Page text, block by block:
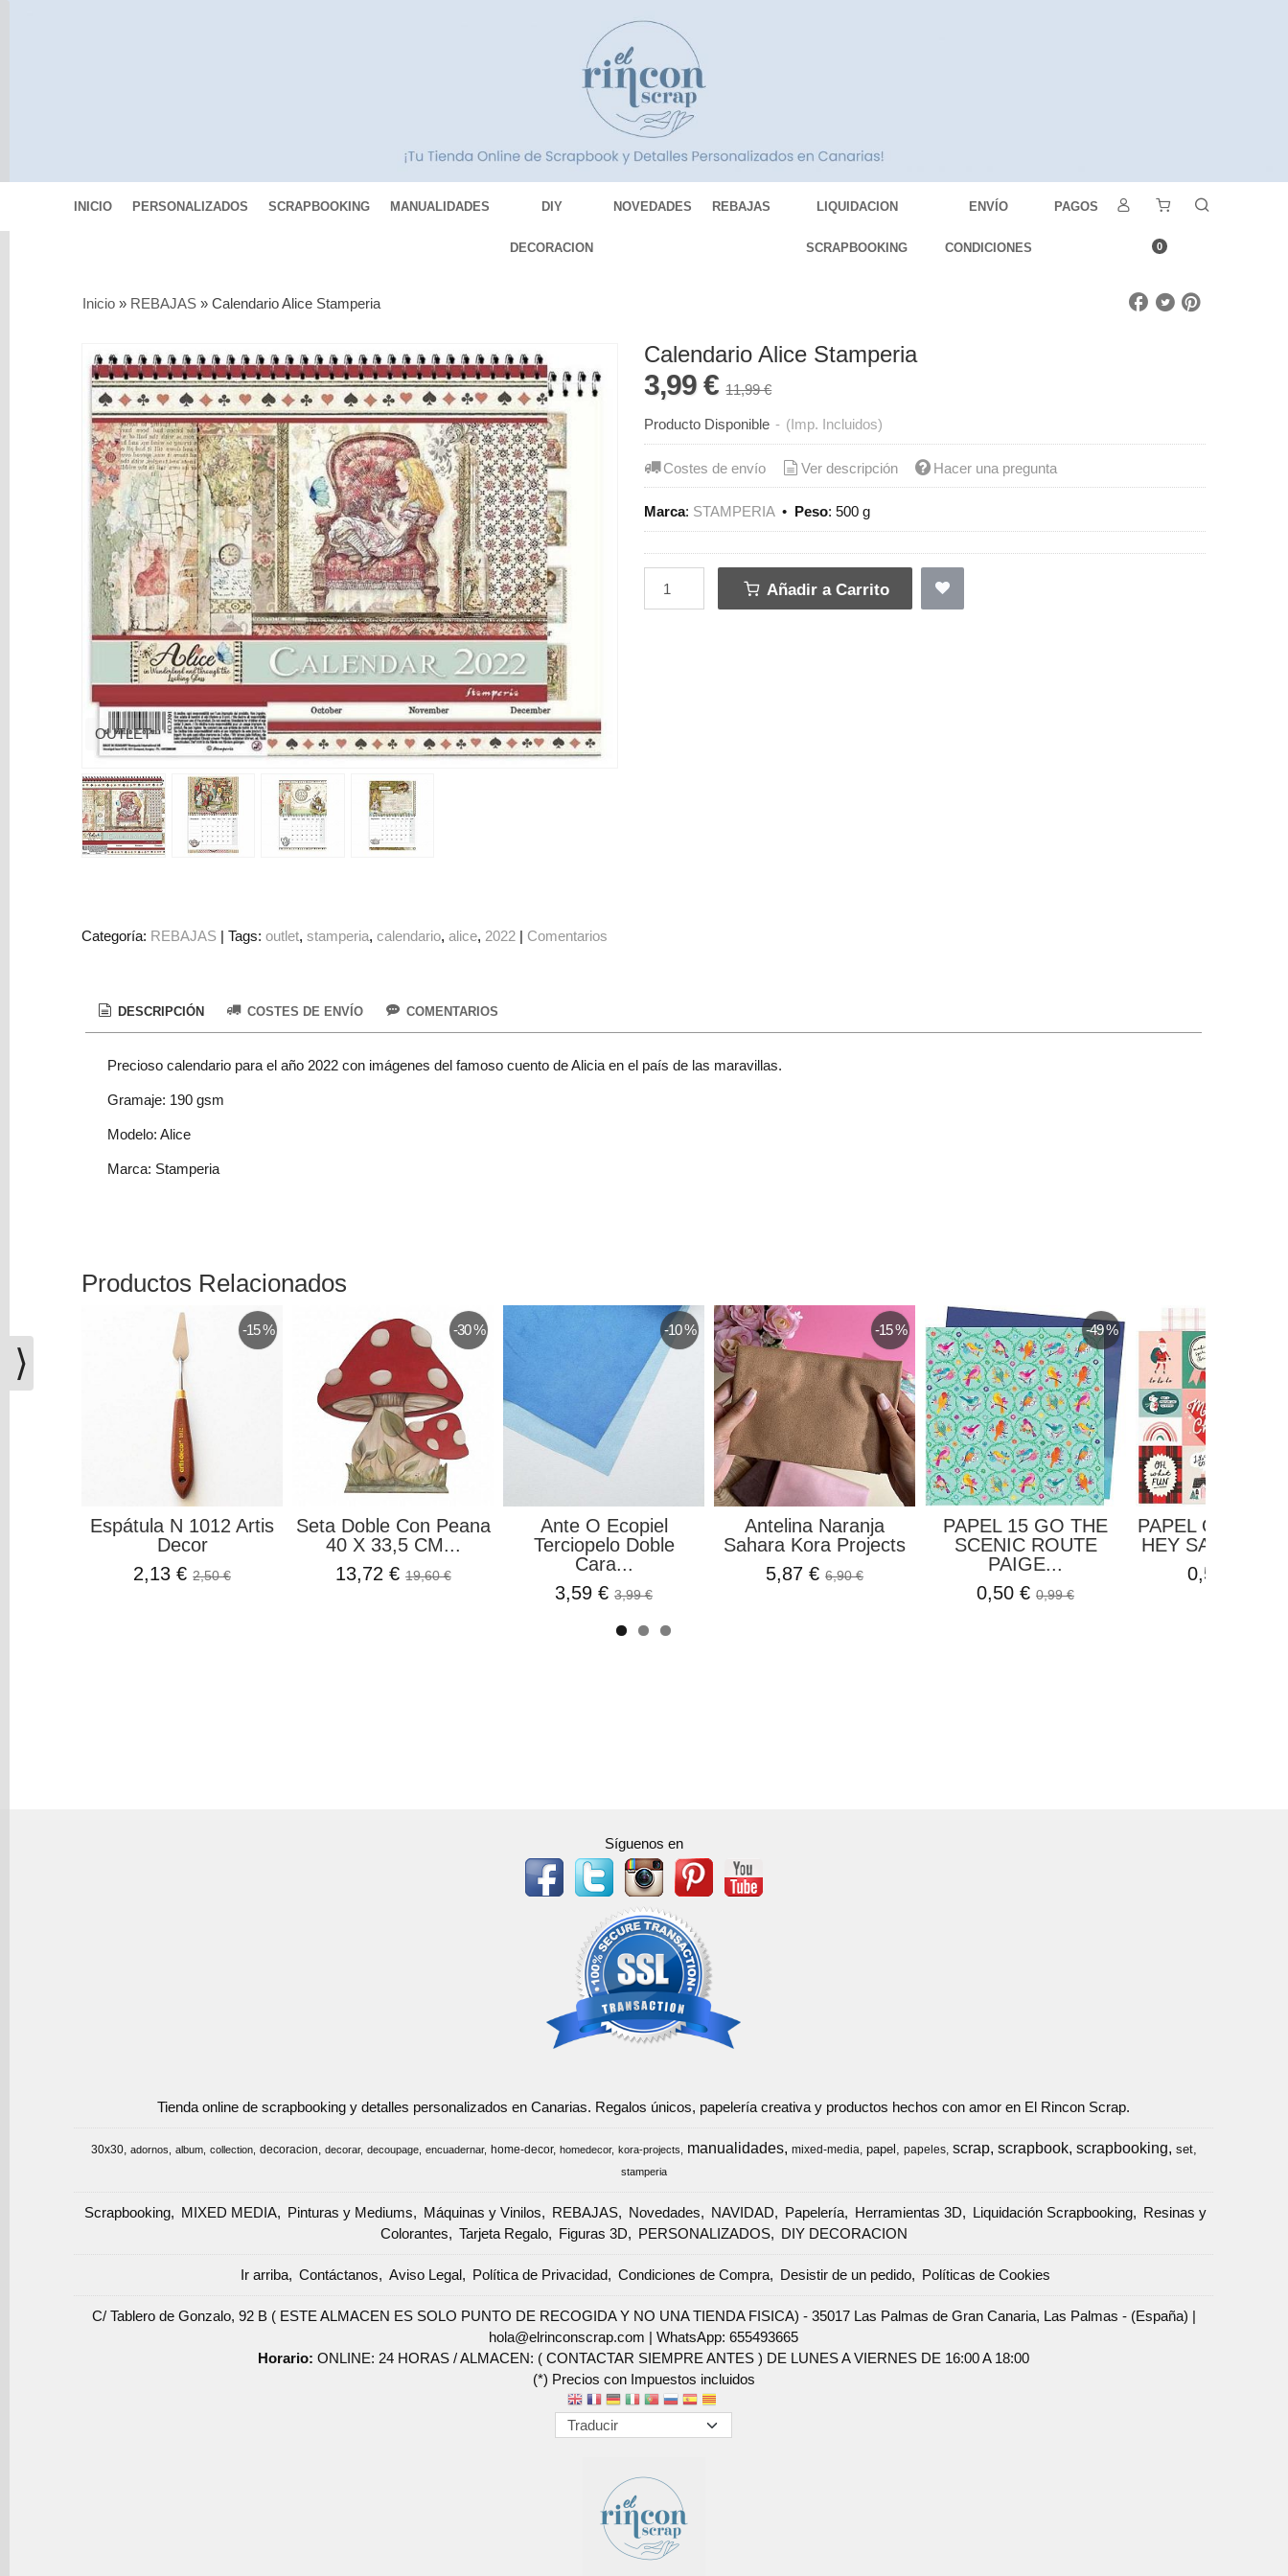
INICIO PERSONALIZADOS SCRAPBOOKING MANUALIDADES DIY
DECORACION
NOVEDADES REBAJAS LIQUIDACION
SCRAPBOOKING
ENVÍO
CONDICIONES
PAGOS
0
MIXED
MEDIA
Pinturas
Mediums
Máquinas
Vinilos
REBAJAS
Novedades
NAVIDAD
Herramientas
Liquidación
Scrapbooking
Resinas
Regalo
PERSONALIZADOS
DECORACION
Carrito
Sociales
Instagram
Inicio » REBAJAS »Calendario Alice Stamperia
OUTLET
Calendario Alice Stamperia
3,99 €11,99 €
Producto Disponible - (Imp. Incluidos)
Costes de envío Ver descripción Hacer una pregunta
Marca: STAMPERIA• Peso:500 g
Añadir a Carrito
Categoría: REBAJAS |Tags:outlet stamperia calendario alice 2022 | Comentarios
DESCRIPCIÓN COSTES DE ENVÍO COMENTARIOS
Precioso calendario para el año 2022 con imágenes del famoso cuento de Alicia en el país de las maravillas.
Gramaje: 190 gsm
Modelo: Alice
Marca: Stamperia
Productos Relacionados
-15 %
Espátula N 1012 Artis
Decor
2,13 €2,50 €
-30 %
Seta Doble Con Peana
40 X 33,5 CM...
13,72 € 19,60 €
-10 %
Ante O Ecopiel
Terciopelo Doble
Cara...
3,59 €3,99 €
-15 %
Antelina Naranja
Sahara Kora Projects
5,87 €6,90 €
-49 %
PAPEL 15 GO THE
SCENIC ROUTE
PAIGE...
0,50 €0,99 €
PAPEL OH
HEY SANTA
0,50 €
Síguenos en
Tienda online de scrapbooking y detalles personalizados en Canarias. Regalos únicos, papelería creativa y productos hechos con amor en El Rincon Scrap.
30x30 adornos album collection decoracion decorar decoupage encuadernar home-decor homedecor kora-projects manualidades mixed-media papel papeles scrap scrapbook scrapbooking set
stamperia
Scrapbooking MIXED MEDIA Pinturas y Mediums Máquinas y Vinilos REBAJAS Novedades NAVIDAD Papelería Herramientas 3D Liquidación Scrapbooking
Resinas y
Colorantes
Tarjeta Regalo Figuras 3D PERSONALIZADOS DIY DECORACION
Ir arriba Contáctanos Aviso Legal Política de Privacidad Condiciones de Compra Desistir de un pedido Políticas de Cookies
C/ Tablero de Gonzalo, 92 B ( ESTE ALMACEN ES SOLO PUNTO DE RECOGIDA Y NO UNA TIENDA FISICA) - 35017 Las Palmas de Gran Canaria, Las Palmas - (España) |
hola@elrinconscrap.com |WhatsApp: 655493665
Horario:ONLINE: 24 HORAS / ALMACEN: ( CONTACTAR SIEMPRE ANTES ) DE LUNES A VIERNES DE 16:00 A 18:00
(*) Precios con Impuestos incluidos
⟩